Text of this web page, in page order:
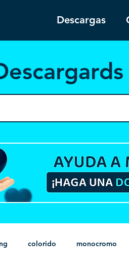
Descargas
colorido monocromo